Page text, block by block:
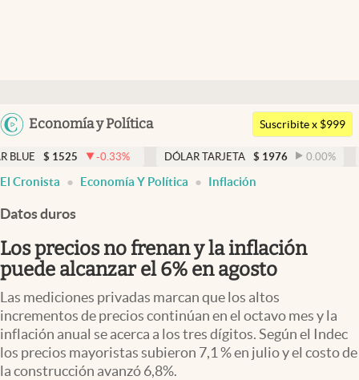
Argentina
Uruguay
Economía y Política
Members
Economía y Política
Finanzas y Mercados
Mercados Online
Negocios
Columnistas
Otras secciones
Apertura
Infotechnology
Suscribite x $999
1525 -0.33% DÓLAR TARJETA $ 1976 0.00% DÓLAR
El Cronista Economía Y Política Inflación
Datos duros
Los precios no frenan y la inflación
puede alcanzar el 6% en agosto
Las mediciones privadas marcan que los altos
incrementos de precios continúan en el octavo mes y la
inflación anual se acerca a los tres dígitos. Según el Indec
los precios mayoristas subieron 7,1 % en julio y el costo de
la construcción avanzó 6,8%.